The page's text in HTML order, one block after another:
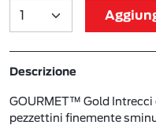
Descrizione
GOURMET™ Gold
pezzettini finemente